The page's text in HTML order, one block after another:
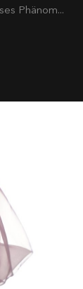
Phänom...